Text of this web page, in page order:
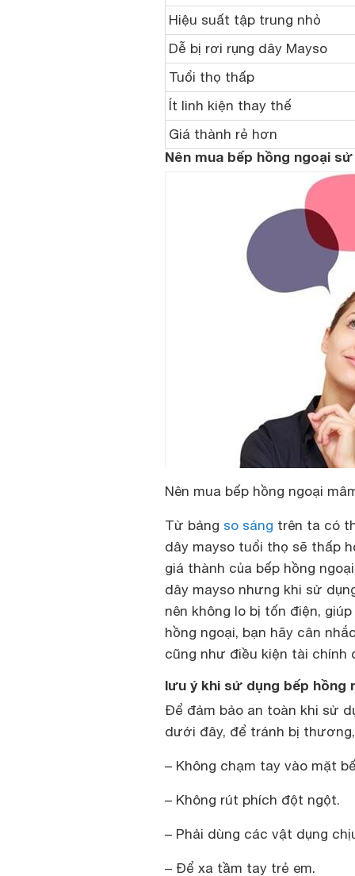
Hiệu suất tập trung nhỏ
Dễ bị rơi rụng dây Mayso
Tuổi thọ thấp
Ít linh kiện thay thế
Giá thành rẻ hơn
Nên mua bếp hồng ngoại
Nên mua bếp hồng ngoại
Từ bảng so sáng trên ta có
dây mayso tuổi thọ sẽ thấp
giá thành của bếp hồng
dây mayso nhưng khi sử
nên không lo bị tốn điện,
hồng ngoại, bạn hãy cân
cũng như điều kiện tài
lưu ý khi sử dụng bếp hồng
Để đảm bảo an toàn khi sử
dưới đây, để tránh bị
– Không chạm tay vào mặt
– Không rút phích đột ngột.
– Phải dùng các vật dụng
– Để xa tầm tay trẻ em.